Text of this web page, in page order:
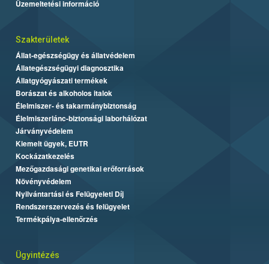
Üzemeltetési információ
Szakterületek
Állat-egészségügy és állatvédelem
Állategészségügyi diagnosztika
Állatgyógyászati termékek
Borászat és alkoholos italok
Élelmiszer- és takarmánybiztonság
Élelmiszerlánc-biztonsági laborhálózat
Járványvédelem
Kiemelt ügyek, EUTR
Kockázatkezelés
Mezőgazdasági genetikai erőforrások
Növényvédelem
Nyilvántartási és Felügyeleti Díj
Rendszerszervezés és felügyelet
Termékpálya-ellenőrzés
Ügyintézés